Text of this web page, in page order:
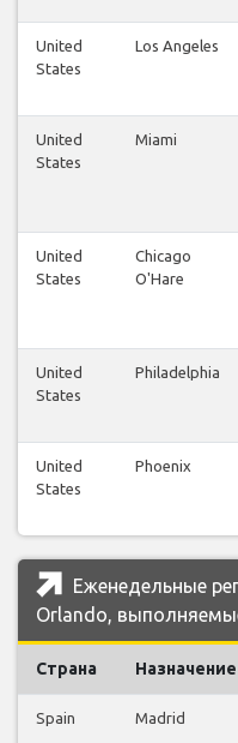
United
States
Los Angeles
United
States
Miami
United
States
Chicago
O'Hare
United
States
Philadelphia
United
States
Phoenix
Еженедельные
Orlando,
Страна Назначение
Spain Madrid